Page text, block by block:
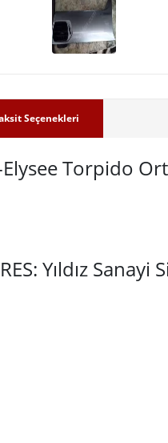
Seçenekleri
Torpido
Yıldız